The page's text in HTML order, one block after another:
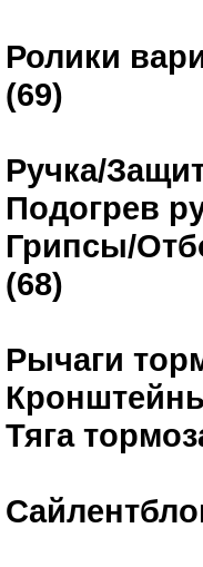
Ролики
(69)
Ручка/
Подогрев
Грипсы/
(68)
Рычаги
Тяга